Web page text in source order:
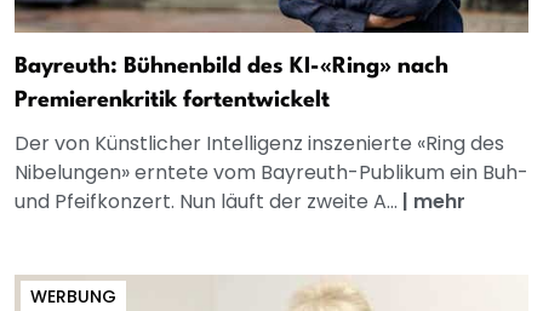
Bayreuth: Bühnenbild des KI-«Ring» nach
Premierenkritik fortentwickelt
Der von Künstlicher Intelligenz inszenierte «Ring des
Nibelungen» erntete vom Bayreuth-Publikum ein Buh-
und Pfeifkonzert. Nun läuft der zweite A... | mehr
WERBUNG